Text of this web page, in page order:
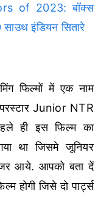
of 2023: बॉक्स
इंडियन सितारे
फिल्मों में एक नाम
Junior NTR
ही इस फिल्म का
था जिसमे जूनियर
आये. आपको बता दें
होगी जिसे दो पार्ट्स